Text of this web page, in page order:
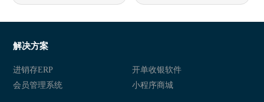
新零售商城 行业
新零售 衣盈易 衣盈易 新零售
解决方案
进销存ERP
开单收银软件
会员管理系统
小程序商城